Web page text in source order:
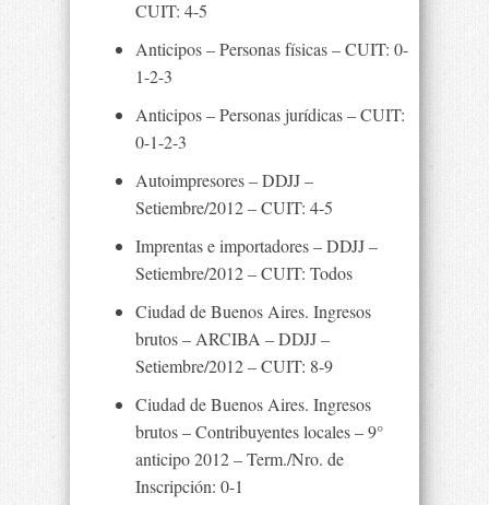
CUIT: 4-5
Anticipos – Personas físicas – CUIT: 0-
1-2-3
Anticipos – Personas jurídicas – CUIT:
0-1-2-3
Autoimpresores – DDJJ –
Setiembre/2012 – CUIT: 4-5
Imprentas e importadores – DDJJ –
Setiembre/2012 – CUIT: Todos
Ciudad de Buenos Aires. Ingresos
brutos – ARCIBA – DDJJ –
Setiembre/2012 – CUIT: 8-9
Ciudad de Buenos Aires. Ingresos
brutos – Contribuyentes locales – 9°
anticipo 2012 – Term./Nro. de
Inscripción: 0-1